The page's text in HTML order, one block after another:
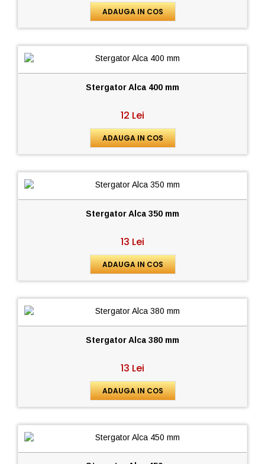
ADAUGA IN COS
Stergator Alca 400 mm
12 Lei
ADAUGA IN COS
Stergator Alca 350 mm
13 Lei
ADAUGA IN COS
Stergator Alca 380 mm
13 Lei
ADAUGA IN COS